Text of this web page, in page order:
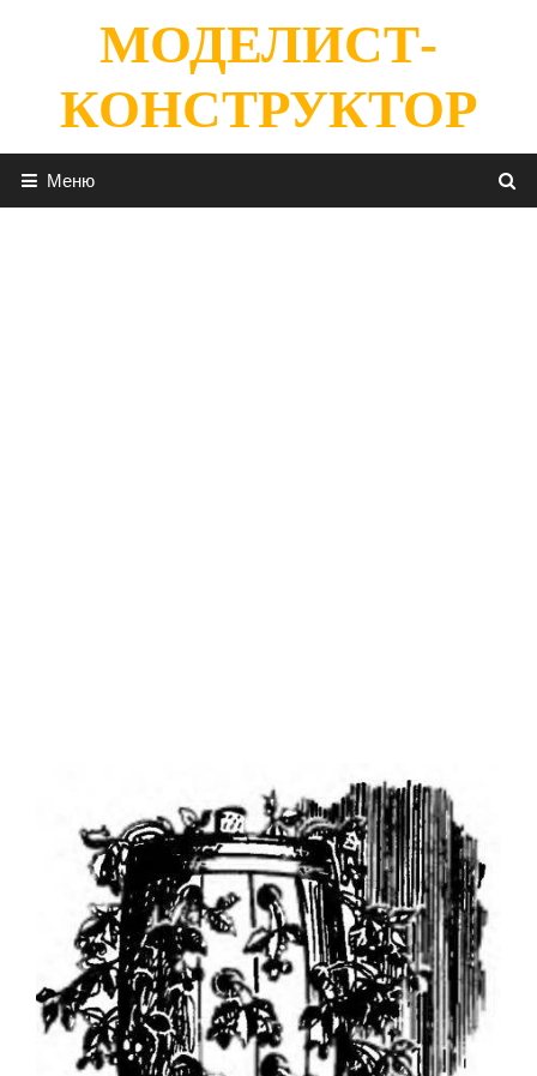
содержимомуМОДЕЛИСТ-
КОНСТРУКТОР
Меню